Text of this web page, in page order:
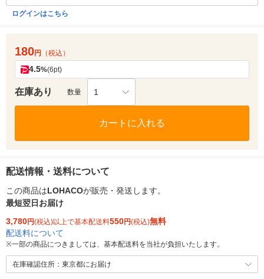
ログインはこちら
180円 （税込）
4.5%(6pt)
在庫あり 数量 1
カートに入れる
配送情報・送料について
この商品はLOHACOが販売・発送します。
最短翌日お届け
3,780円(税込)以上で基本配送料550円(税込)無料
配送料について
※一部の商品につきましては、基本配送料を当社が負担いたします。
在庫確認住所：東京都にお届け